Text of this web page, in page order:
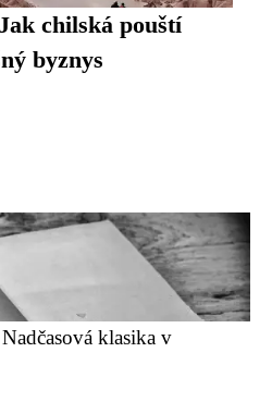
chilská pouští
byznys
klasika v